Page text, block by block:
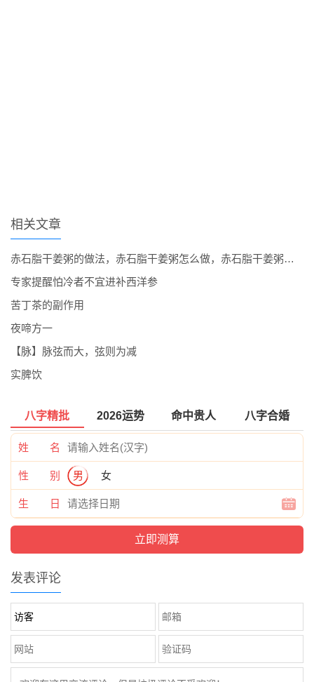
相关文章
赤石脂干姜粥的做法，赤石脂干姜粥怎么做，赤石脂干姜粥怎么煮
专家提醒怕冷者不宜进补西洋参
苦丁茶的副作用
夜啼方一
【脉】脉弦而大，弦则为减
实脾饮
八字精批 2026运势 命中贵人 八字合婚
姓 名
性 别 男 女
生 日
发表评论